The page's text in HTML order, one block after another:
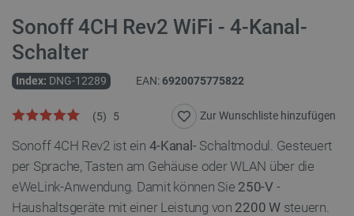
Sonoff 4CH Rev2 WiFi - 4-Kanal-
Schalter
Index: DNG-12289 EAN:6920075775822
5
(5) Zur Wunschliste hinzufügen
Sonoff 4CH Rev2 ist ein 4-Kanal-Schaltmodul. Gesteuert
per Sprache, Tasten am Gehäuse oder WLAN über die
eWeLink-Anwendung. Damit können Sie 250-V-
Haushaltsgeräte mit einer Leistung von 2200 Wsteuern.